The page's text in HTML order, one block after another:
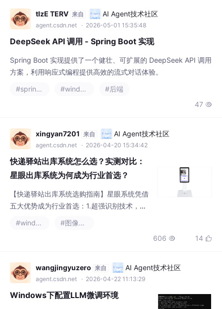
tIzE TERV 来自 AI Agent技术社区
agent.csdn.net · 2026-05-01 15:35:48
DeepSeek API 调用 - Spring Boot 实现
Spring Boot 实现提供了一个健壮、可扩展的 DeepSeek API 调用
方案，利用响应式编程提供高效的流式对话体验。
#spring boot
#windows
#后端
47 
xingyan7201 来自 AI Agent技术社区
agent.csdn.net · 2026-04-20 15:34:42
快递驿站出库系统怎么选？实测对比：
星眼出库系统为何成为行业首选？
【快递驿站出库系统选购指南】星眼系统凭借
五大优势成为行业首选：1.超强识别技术，破
用零成本。实测显示，相比传统方案，星眼系
统使错件率降至0.1%以下，效率提升3倍，尤
其适合日均千单以上的驿站和多品牌混合运营
场景，是目前综合性能
#windows
#图像处理
606  14 
wangjingyuzero 来自 AI Agent技术社区
agent.csdn.net · 2026-04-22 11:13:29
Windows下配置LLM微调环境